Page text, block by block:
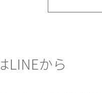
LINEから